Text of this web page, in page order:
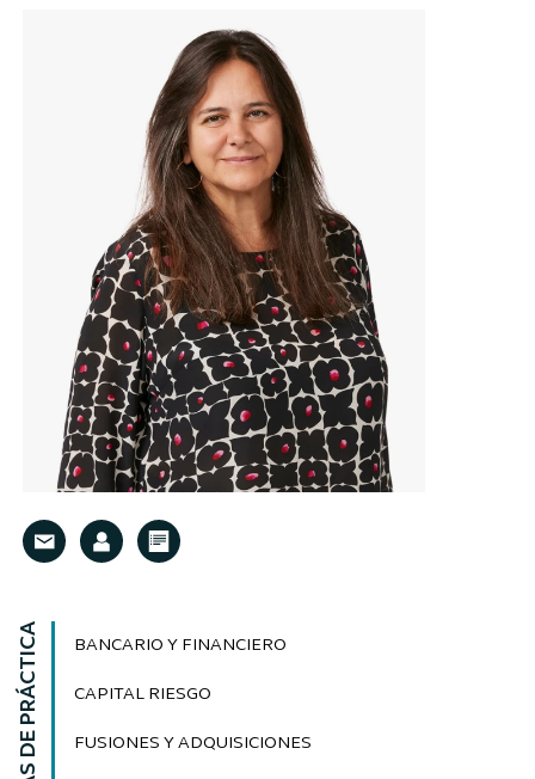
ÁREAS DE PRÁCTICA BANCARIO Y FINANCIERO
CAPITAL RIESGO
FUSIONES Y ADQUISICIONES